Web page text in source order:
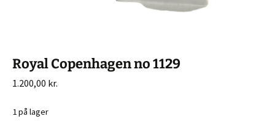
Royal Copenhagen no 1129
1.200,00 kr.
1 på lager